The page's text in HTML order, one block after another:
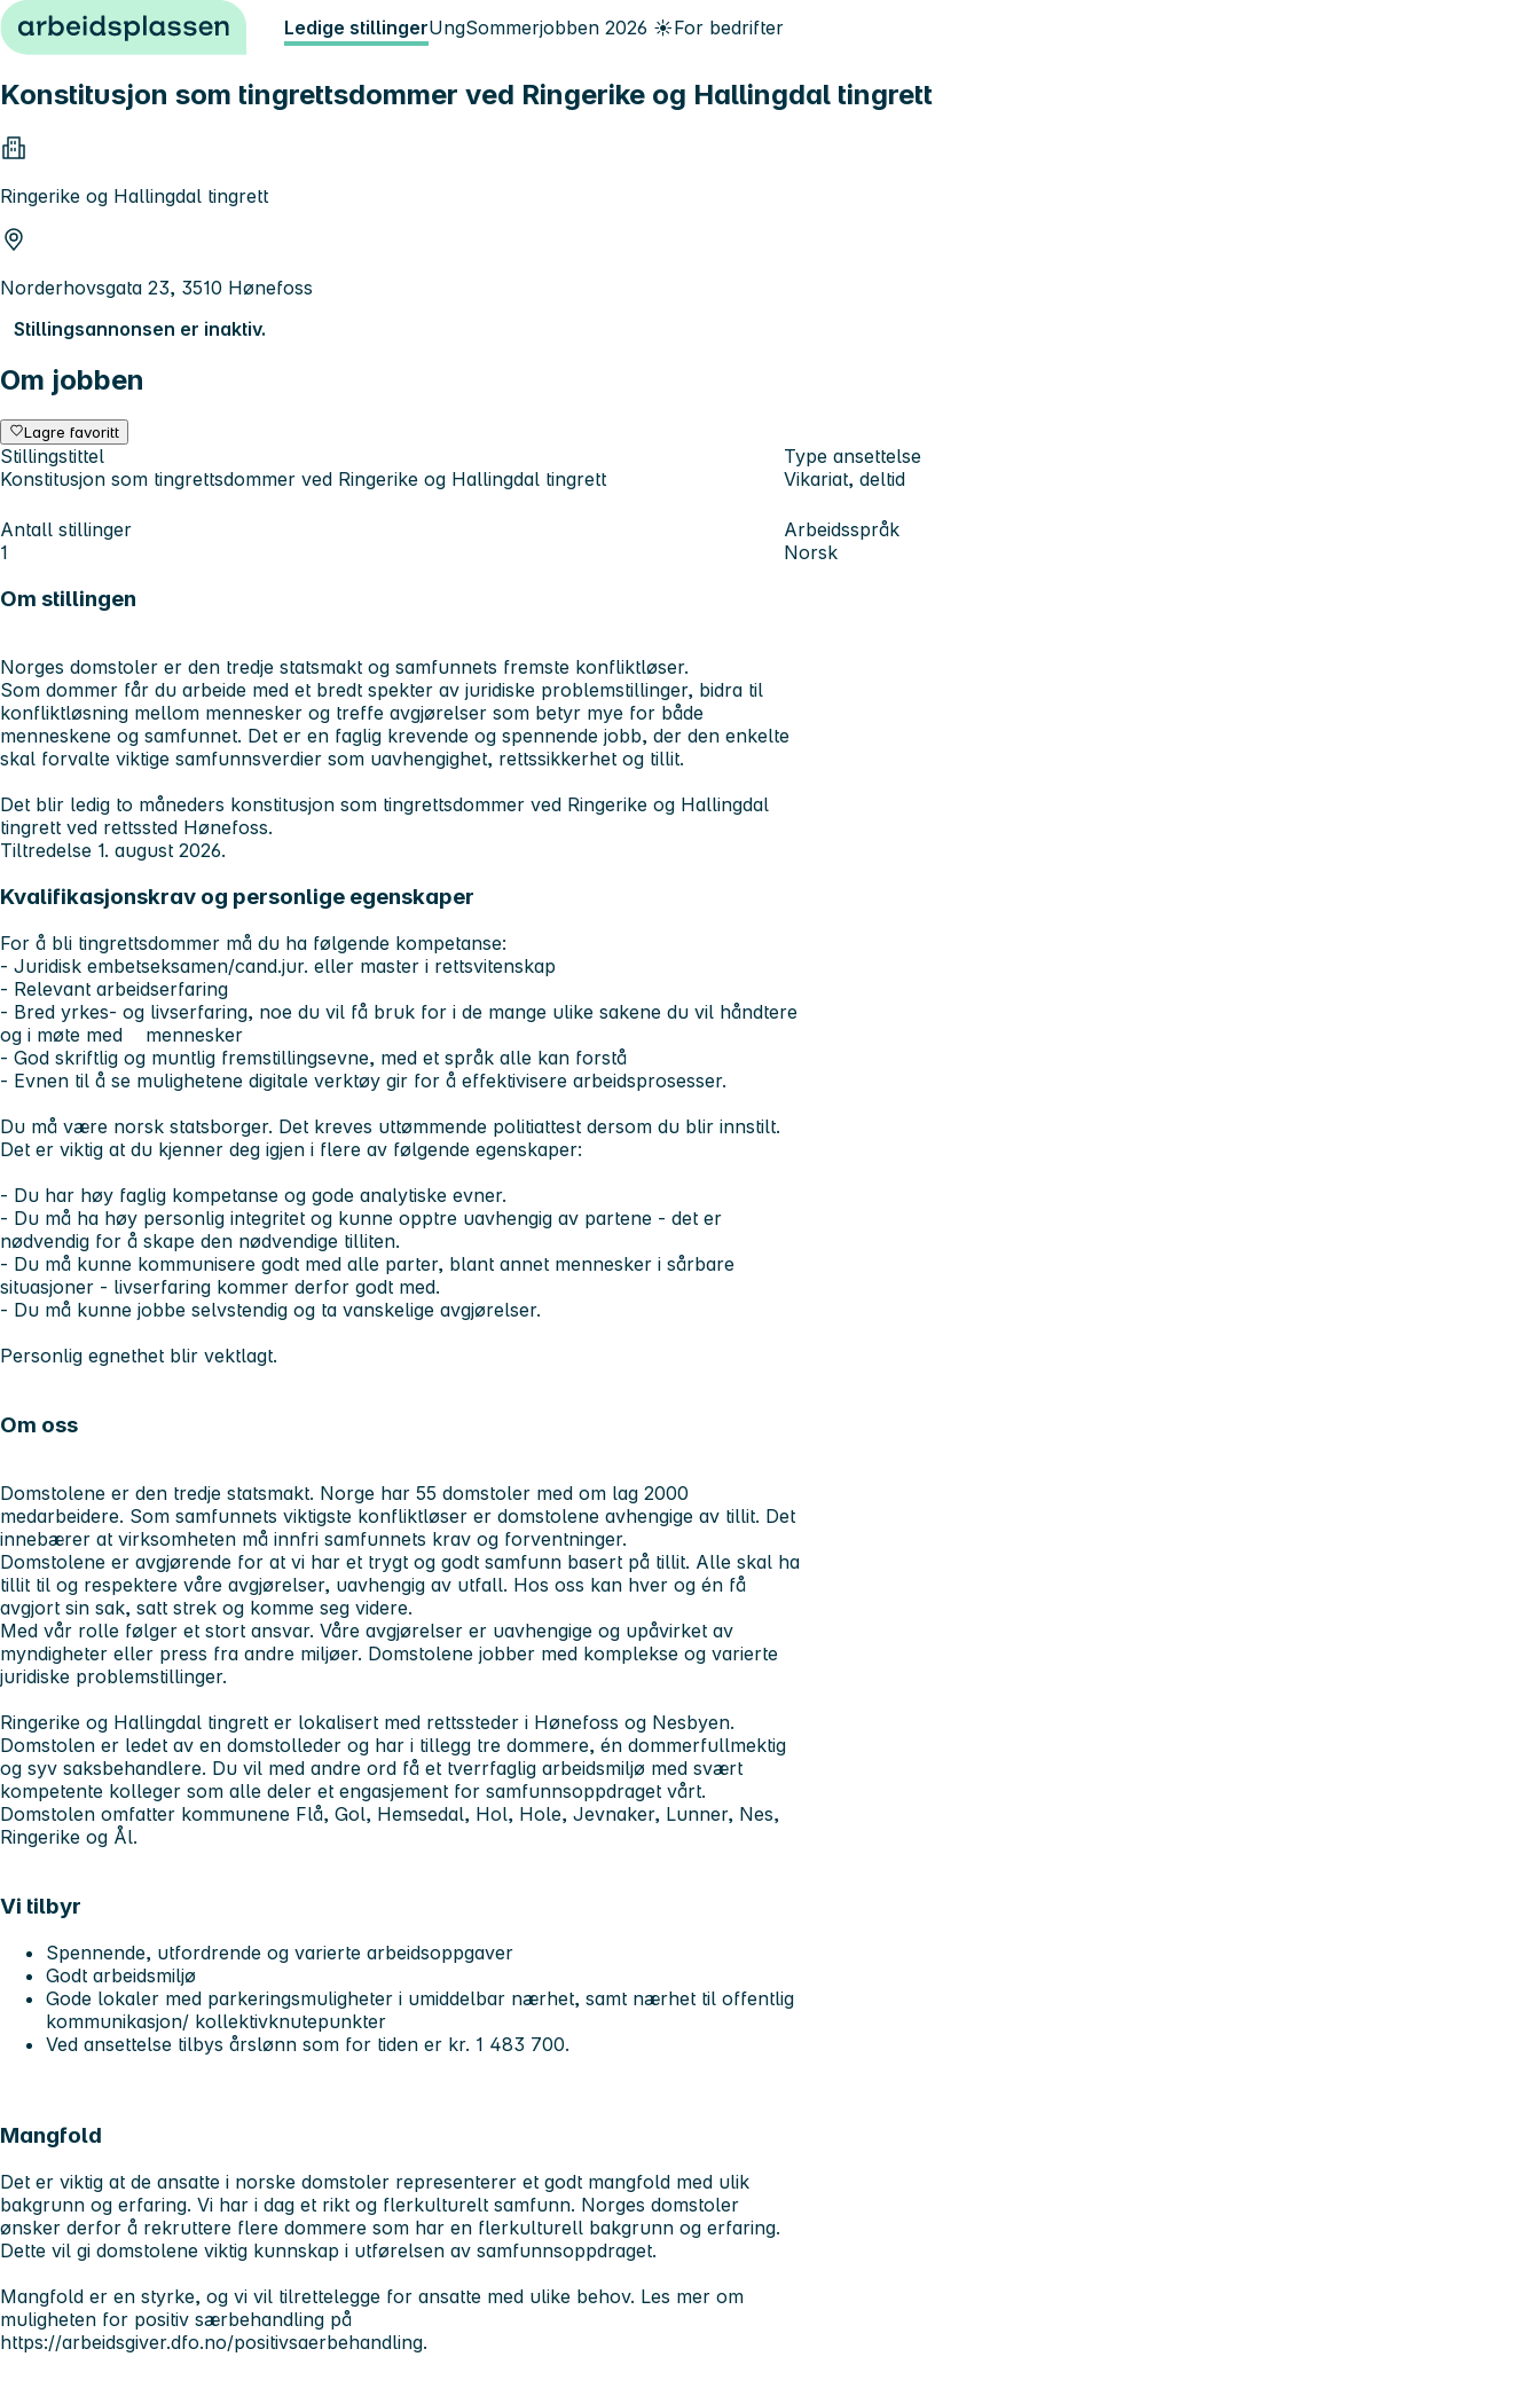
Hopp til innhold Ledige stillingerUngSommerjobben 2026 ☀️For bedrifter
Konstitusjon som tingrettsdommer ved Ringerike og Hallingdal tingrett
Ringerike og Hallingdal tingrett
Norderhovsgata 23, 3510 Hønefoss
Stillingsannonsen er inaktiv.
Om jobben
Lagre favoritt
Stillingstittel
Konstitusjon som tingrettsdommer ved Ringerike og Hallingdal tingrett
Type ansettelse
Vikariat, deltid
Antall stillinger
1
Arbeidsspråk
Norsk
Om stillingen
Norges domstoler er den tredje statsmakt og samfunnets fremste konfliktløser.
Som dommer får du arbeide med et bredt spekter av juridiske problemstillinger, bidra til
konfliktløsning mellom mennesker og treffe avgjørelser som betyr mye for både
menneskene og samfunnet. Det er en faglig krevende og spennende jobb, der den enkelte
skal forvalte viktige samfunnsverdier som uavhengighet, rettssikkerhet og tillit.
Det blir ledig to måneders konstitusjon som tingrettsdommer ved Ringerike og Hallingdal
tingrett ved rettssted Hønefoss.
Tiltredelse 1. august 2026.
Kvalifikasjonskrav og personlige egenskaper
For å bli tingrettsdommer må du ha følgende kompetanse:
- Juridisk embetseksamen/cand.jur. eller master i rettsvitenskap
- Relevant arbeidserfaring
- Bred yrkes- og livserfaring, noe du vil få bruk for i de mange ulike sakene du vil håndtere
og i møte med mennesker
- God skriftlig og muntlig fremstillingsevne, med et språk alle kan forstå
- Evnen til å se mulighetene digitale verktøy gir for å effektivisere arbeidsprosesser.
Du må være norsk statsborger. Det kreves uttømmende politiattest dersom du blir innstilt.
Det er viktig at du kjenner deg igjen i flere av følgende egenskaper:
- Du har høy faglig kompetanse og gode analytiske evner.
- Du må ha høy personlig integritet og kunne opptre uavhengig av partene - det er
nødvendig for å skape den nødvendige tilliten.
- Du må kunne kommunisere godt med alle parter, blant annet mennesker i sårbare
situasjoner - livserfaring kommer derfor godt med.
- Du må kunne jobbe selvstendig og ta vanskelige avgjørelser.
Personlig egnethet blir vektlagt.
Om oss
Domstolene er den tredje statsmakt. Norge har 55 domstoler med om lag 2000
medarbeidere. Som samfunnets viktigste konfliktløser er domstolene avhengige av tillit. Det
innebærer at virksomheten må innfri samfunnets krav og forventninger.
Domstolene er avgjørende for at vi har et trygt og godt samfunn basert på tillit. Alle skal ha
tillit til og respektere våre avgjørelser, uavhengig av utfall. Hos oss kan hver og én få
avgjort sin sak, satt strek og komme seg videre.
Med vår rolle følger et stort ansvar. Våre avgjørelser er uavhengige og upåvirket av
myndigheter eller press fra andre miljøer. Domstolene jobber med komplekse og varierte
juridiske problemstillinger.
Ringerike og Hallingdal tingrett er lokalisert med rettssteder i Hønefoss og Nesbyen.
Domstolen er ledet av en domstolleder og har i tillegg tre dommere, én dommerfullmektig
og syv saksbehandlere. Du vil med andre ord få et tverrfaglig arbeidsmiljø med svært
kompetente kolleger som alle deler et engasjement for samfunnsoppdraget vårt.
Domstolen omfatter kommunene Flå, Gol, Hemsedal, Hol, Hole, Jevnaker, Lunner, Nes,
Ringerike og Ål.
Vi tilbyr
Spennende, utfordrende og varierte arbeidsoppgaver
Godt arbeidsmiljø
Gode lokaler med parkeringsmuligheter i umiddelbar nærhet, samt nærhet til offentlig
kommunikasjon/ kollektivknutepunkter
Ved ansettelse tilbys årslønn som for tiden er kr. 1 483 700.
Mangfold
Det er viktig at de ansatte i norske domstoler representerer et godt mangfold med ulik
bakgrunn og erfaring. Vi har i dag et rikt og flerkulturelt samfunn. Norges domstoler
ønsker derfor å rekruttere flere dommere som har en flerkulturell bakgrunn og erfaring.
Dette vil gi domstolene viktig kunnskap i utførelsen av samfunnsoppdraget.
Mangfold er en styrke, og vi vil tilrettelegge for ansatte med ulike behov. Les mer om
muligheten for positiv særbehandling på
https://arbeidsgiver.dfo.no/positivsaerbehandling.